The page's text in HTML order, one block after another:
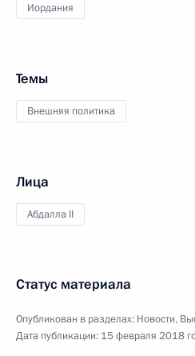
Иордания
Темы
Внешняя политика
Лица
Абдалла II
Статус материала
Опубликован в разделах: Новости,
Дата публикации: 15 февраля 2018